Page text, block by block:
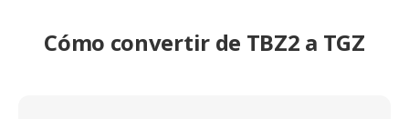
Cómo convertir de TBZ2 a TGZ